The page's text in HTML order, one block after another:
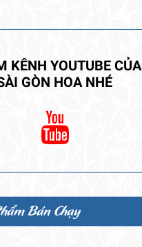
KÊNH YOUTUBE CỦA
GÒN HOA NHÉ
Bán Chạy